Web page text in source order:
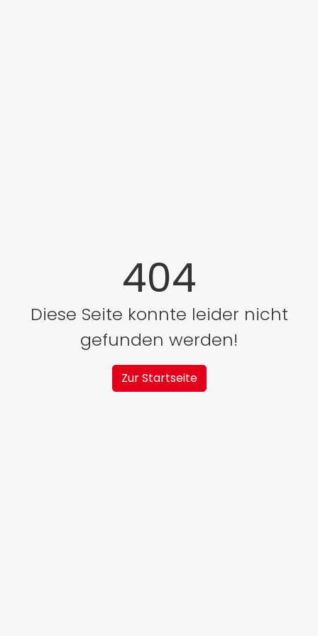
404
Diese Seite konnte leider nicht
gefunden werden!
Zur Startseite